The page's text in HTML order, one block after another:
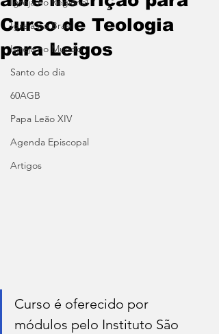
Igreja no Brasil
Igreja no Mundo
Santo do dia
60AGB
Papa Leão XIV
Agenda Episcopal
Artigos
Curso de Teologia
para Leigos
Curso é oferecido por
módulos pelo Instituto São